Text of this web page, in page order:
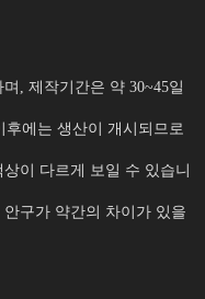
, 제작기간은 약 30~45일
에는 생산이 개시되므로
이 다르게 보일 수 있습니
구가 약간의 차이가 있을